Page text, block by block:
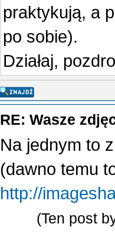
praktykują, a
po sobie).
Działaj,
RE: Wasze
Na jednym to
(dawno temu
http://
(Ten post